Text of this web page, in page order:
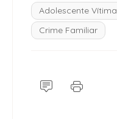
Adolescente Vítima
Crime Familiar